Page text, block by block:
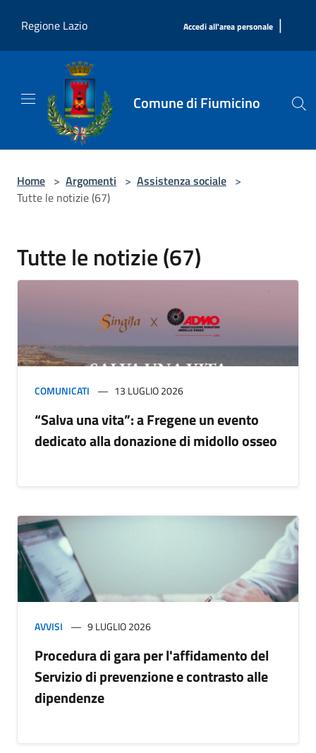
Regione Lazio
Accedi all'area personale |
Comune di Fiumicino
Home > Argomenti > Assistenza sociale >
Tutte le notizie (67)
Tutte le notizie (67)
COMUNICATI 13 LUGLIO 2026
“Salva una vita”: a Fregene un evento
dedicato alla donazione di midollo osseo
AVVISI 9 LUGLIO 2026
Procedura di gara per l'affidamento del
Servizio di prevenzione e contrasto alle
dipendenze